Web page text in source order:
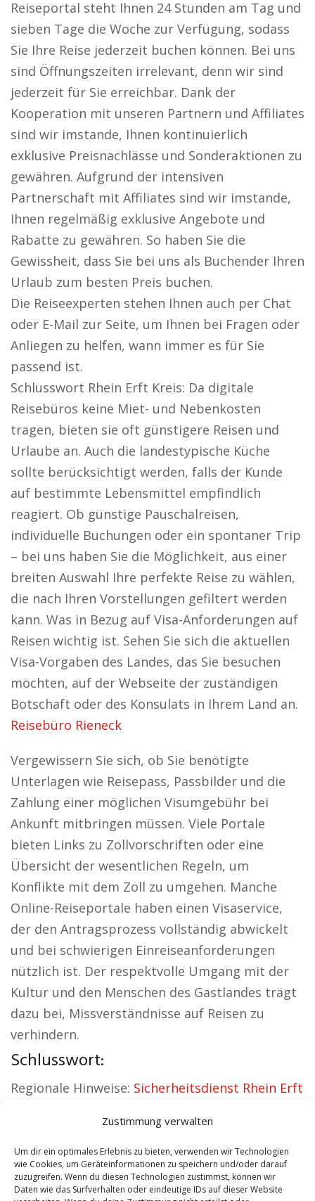
Zustimmung verwalten
Um dir ein optimales Erlebnis zu bieten, verwenden wir Technologien
wie Cookies, um Geräteinformationen zu speichern und/oder darauf
zuzugreifen. Wenn du diesen Technologien zustimmst, können wir
Daten wie das Surfverhalten oder eindeutige IDs auf dieser Website
Reiseportal steht Ihnen 24 Stunden am Tag und
sieben Tage die Woche zur Verfügung, sodass
Sie Ihre Reise jederzeit buchen können. Bei uns
sind Öffnungszeiten irrelevant, denn wir sind
jederzeit für Sie erreichbar. Dank der
Kooperation mit unseren Partnern und Affiliates
sind wir imstande, Ihnen kontinuierlich
exklusive Preisnachlässe und Sonderaktionen zu
gewähren. Aufgrund der intensiven
Partnerschaft mit Affiliates sind wir imstande,
Ihnen regelmäßig exklusive Angebote und
Rabatte zu gewähren. So haben Sie die
Gewissheit, dass Sie bei uns als Buchender Ihren
Urlaub zum besten Preis buchen.
Die Reiseexperten stehen Ihnen auch per Chat
oder E-Mail zur Seite, um Ihnen bei Fragen oder
Anliegen zu helfen, wann immer es für Sie
passend ist.
Schlusswort Rhein Erft Kreis: Da digitale
Reisebüros keine Miet- und Nebenkosten
tragen, bieten sie oft günstigere Reisen und
Urlaube an. Auch die landestypische Küche
sollte berücksichtigt werden, falls der Kunde
auf bestimmte Lebensmittel empfindlich
reagiert. Ob günstige Pauschalreisen,
individuelle Buchungen oder ein spontaner Trip
– bei uns haben Sie die Möglichkeit, aus einer
breiten Auswahl Ihre perfekte Reise zu wählen,
die nach Ihren Vorstellungen gefiltert werden
kann. Was in Bezug auf Visa-Anforderungen auf
Reisen wichtig ist. Sehen Sie sich die aktuellen
Visa-Vorgaben des Landes, das Sie besuchen
möchten, auf der Webseite der zuständigen
Botschaft oder des Konsulats in Ihrem Land an.
Reisebüro Rieneck
Vergewissern Sie sich, ob Sie benötigte
Unterlagen wie Reisepass, Passbilder und die
Zahlung einer möglichen Visumgebühr bei
Ankunft mitbringen müssen. Viele Portale
bieten Links zu Zollvorschriften oder eine
Übersicht der wesentlichen Regeln, um
Konflikte mit dem Zoll zu umgehen. Manche
Online-Reiseportale haben einen Visaservice,
der den Antragsprozess vollständig abwickelt
und bei schwierigen Einreiseanforderungen
nützlich ist. Der respektvolle Umgang mit der
Kultur und den Menschen des Gastlandes trägt
dazu bei, Missverständnisse auf Reisen zu
verhindern.
Schlusswort:
Regionale Hinweise: Sicherheitsdienst Rhein Erft
Wohnung mieten Rhein Erft Kreis
Rhein Erft Kreis|Reisebüro Rhein Erft Kreis|
Versicherung Rhein Erft Kreis